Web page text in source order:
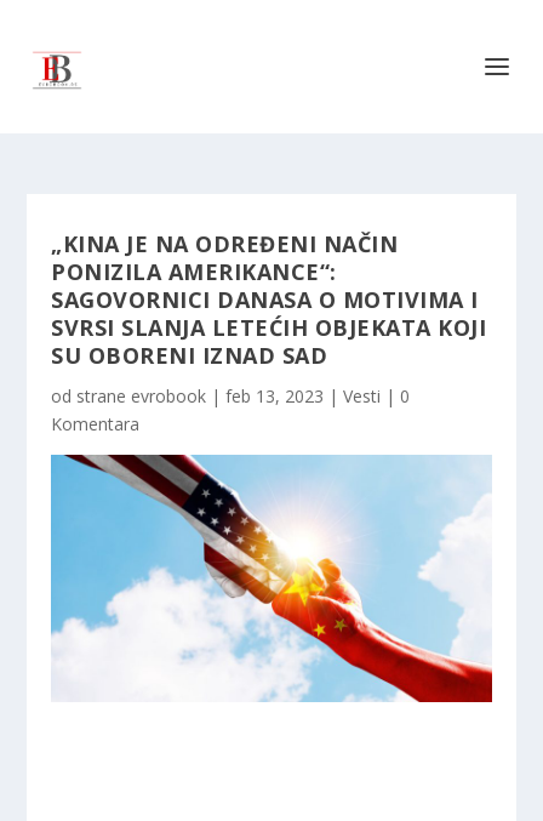
„KINA JE NA ODREĐENI NAČIN
PONIZILA AMERIKANCE“:
SAGOVORNICI DANASA O MOTIVIMA I
SVRSI SLANJA LETEĆIH OBJEKATA KOJI
SU OBORENI IZNAD SAD
od strane evrobook |feb 13, 2023 |Vesti | 0
Komentara